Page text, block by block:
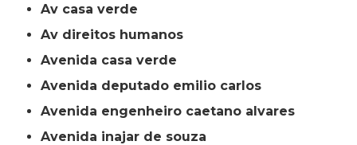
av casa verde
av direitos humanos
avenida casa verde
avenida deputado emilio carlos
avenida engenheiro caetano alvares
avenida inajar de souza